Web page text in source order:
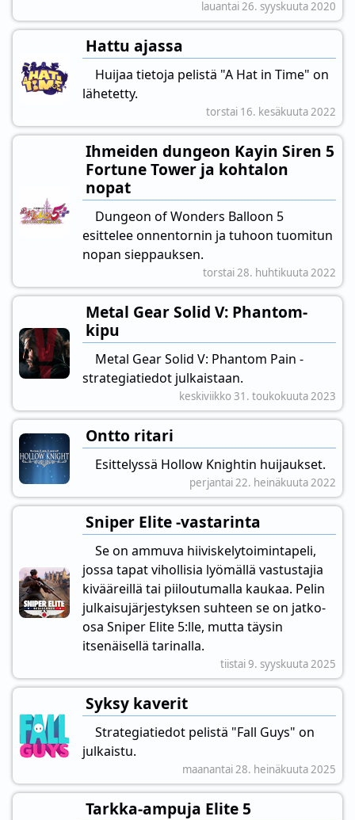
lauantai 26. syyskuuta 2020
Hattu ajassa
Huijaa tietoja pelistä "A Hat in Time" on
lähetetty.
torstai 16. kesäkuuta 2022
Ihmeiden dungeon Kayin Siren 5
Fortune Tower ja kohtalon
nopat
Dungeon of Wonders Balloon 5
esittelee onnentornin ja tuhoon tuomitun
nopan sieppauksen.
torstai 28. huhtikuuta 2022
Metal Gear Solid V: Phantom-
kipu
Metal Gear Solid V: Phantom Pain -
strategiatiedot julkaistaan.
keskiviikko 31. toukokuuta 2023
Ontto ritari
Esittelyssä Hollow Knightin huijaukset.
perjantai 22. heinäkuuta 2022
Sniper Elite -vastarinta
Se on ammuva hiiviskelytoimintapeli,
jossa tapat vihollisia lyömällä vastustajia
kivääreillä tai piiloutumalla kaukaa. Pelin
julkaisujärjestyksen suhteen se on jatko-
osa Sniper Elite 5:lle, mutta täysin
itsenäisellä tarinalla.
tiistai 9. syyskuuta 2025
Syksy kaverit
Strategiatiedot pelistä "Fall Guys" on
julkaistu.
maanantai 28. heinäkuuta 2025
Tarkka-ampuja Elite 5